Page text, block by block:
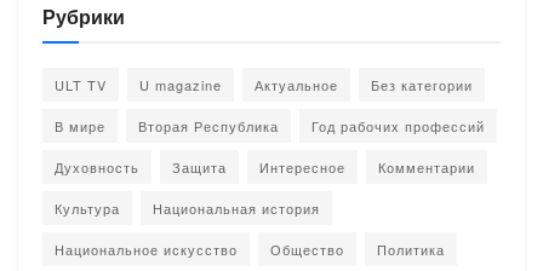
Рубрики
ULT TV U magazine Актуальное Без категории
В мире Вторая Республика Год рабочих профессий
Духовность Защита Интересное Комментарии
Культура Национальная история
Национальное искусство Общество Политика